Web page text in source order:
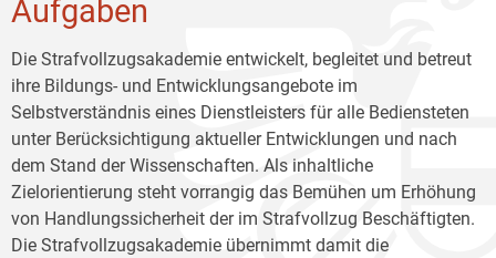
Aufgaben
Die Strafvollzugsakademie entwickelt, begleitet und betreut
ihre Bildungs- und Entwicklungsangebote im
Selbstverständnis eines Dienstleisters für alle Bediensteten
unter Berücksichtigung aktueller Entwicklungen und nach
dem Stand der Wissenschaften. Als inhaltliche
Zielorientierung steht vorrangig das Bemühen um Erhöhung
von Handlungssicherheit der im Strafvollzug Beschäftigten.
Die Strafvollzugsakademie übernimmt damit die